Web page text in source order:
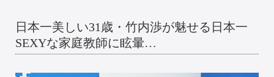
日本一美しい31歳・竹内渉が魅せる日本一
SEXYな家庭教師に眩暈…